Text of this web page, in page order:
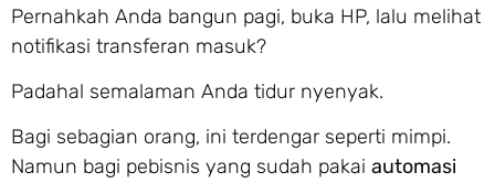
Pernahkah Anda bangun pagi, buka HP, lalu melihat
notifikasi transferan masuk?
Padahal semalaman Anda tidur nyenyak.
Bagi sebagian orang, ini terdengar seperti mimpi.
Namun bagi pebisnis yang sudah pakai automasi